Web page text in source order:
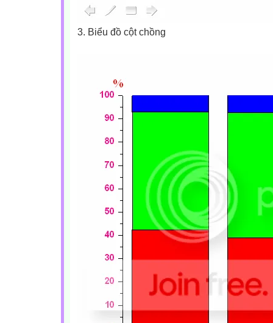
3. Biểu đồ cột chồng